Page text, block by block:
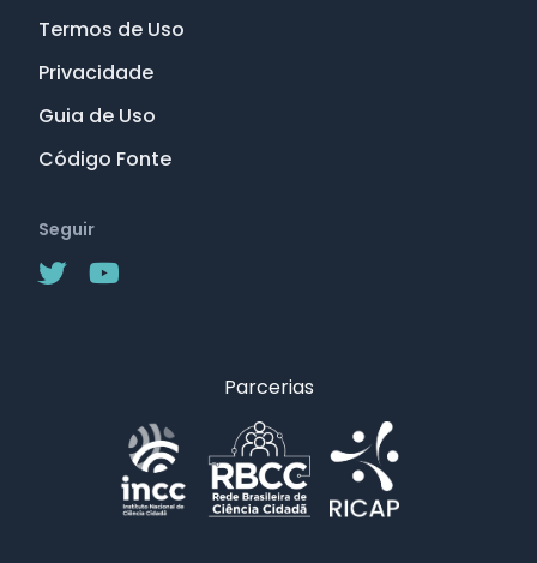
Termos de Uso
Privacidade
Guia de Uso
Código Fonte
Seguir
Parcerias